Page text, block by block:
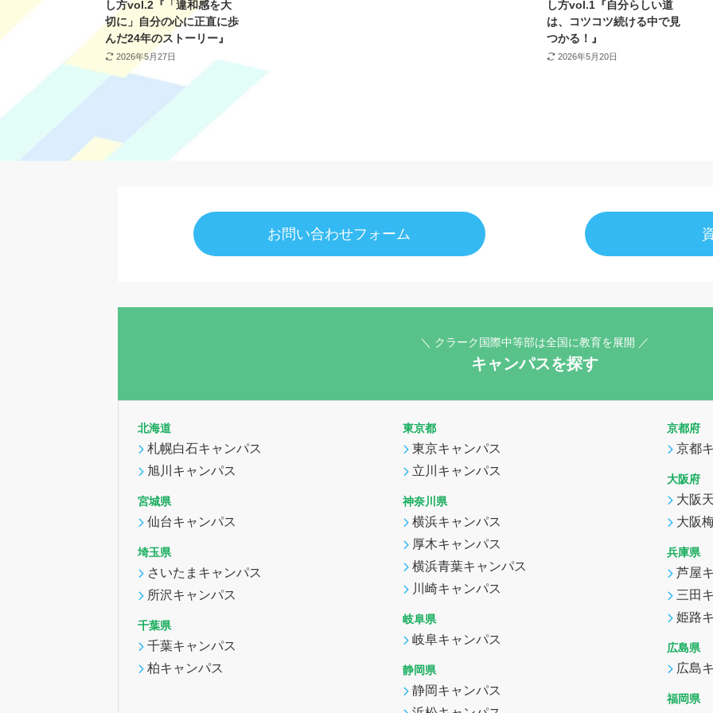
し方vol.2『「違和感を大
切に」自分の心に正直に歩
んだ24年のストーリー』
2026年5月27日
し方vol.1『自分らしい道
は、コツコツ続ける中で見
つかる！』
2026年5月20日
お問い合わせフォーム
＼ クラーク国際中等部は全国に教育を展開 ／
キャンパスを探す
北海道
札幌白石キャンパス
旭川キャンパス
宮城県
仙台キャンパス
埼玉県
さいたまキャンパス
所沢キャンパス
千葉県
千葉キャンパス
柏キャンパス
東京都
東京キャンパス
立川キャンパス
神奈川県
横浜キャンパス
厚木キャンパス
横浜青葉キャンパス
川崎キャンパス
岐阜県
岐阜キャンパス
静岡県
静岡キャンパス
京都府
京都
大阪府
大阪
大阪
兵庫県
芦屋
三田
姫路
広島県
広島
福岡県